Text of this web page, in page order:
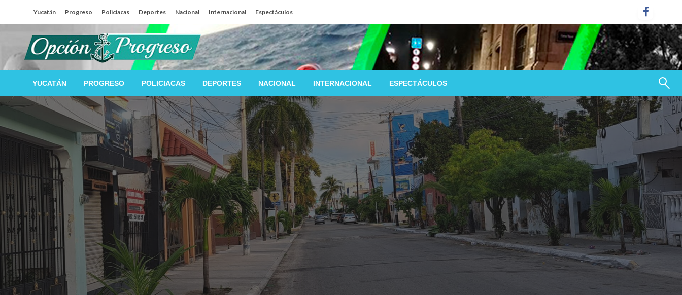
Yucatán Progreso Policiacas Deportes Nacional Internacional Espectáculos
Opción Progreso
Las noticias del día a día del puerto
YUCATÁN PROGRESO POLICIACAS DEPORTES NACIONAL INTERNACIONAL ESPECTÁCULOS